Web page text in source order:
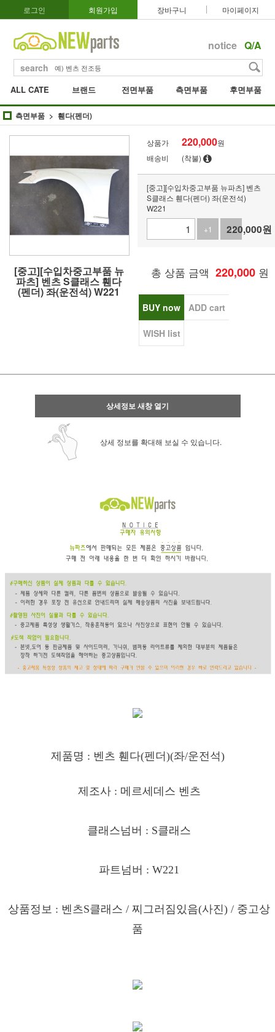
로그인 회원가입 장바구니 마이페이지
notice Q/A
search
ALL CATE 브랜드 전면부품 측면부품 후면부품
측면부품 휀다(펜더)
[중고][수입차중고부품 뉴
파츠] 벤츠 S클래스 휀다
(펜더) 좌(운전석) W221
상품가 220,000원
배송비
(착불)
[중고][수입차중고부품 뉴파츠] 벤츠
S클래스 휀다(펜더) 좌(운전석)
W221
+1
-1
220,000원
총 상품 금액 220,000 원
BUY now ADD cart
WISH list
상세정보 새창 열기
상세 정보를 확대해 보실 수 있습니다.
제품명 : 벤츠 휀다(펜더)(좌/운전석)
제조사 : 메르세데스 벤츠
클래스넘버 : S클래스
파트넘버 : W221
상품정보 : 벤츠S클래스 / 찌그러짐있음(사진) / 중고상
품